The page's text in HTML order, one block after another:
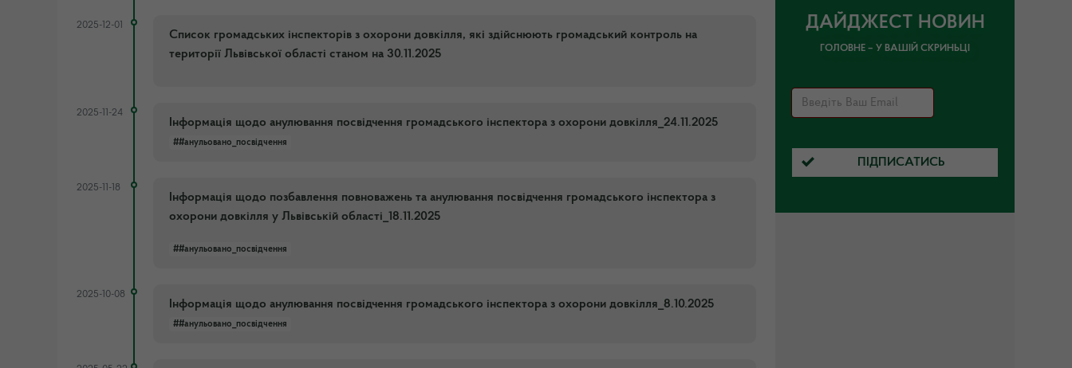
2025-12-01
Список громадських інспекторів з охорони довкілля, які здійснюють громадський контроль на
території Львівської області станом на 30.11.2025
2025-11-24
Інформація щодо анулювання посвідчення громадського інспектора з охорони довкілля_24.11.2025
##анульовано_посвідчення
2025-11-18
Інформація щодо позбавлення повноважень та анулювання посвідчення громадського інспектора з
охорони довкілля у Львівській області_18.11.2025
##анульовано_посвідчення
2025-10-08
Інформація щодо анулювання посвідчення громадського інспектора з охорони довкілля_8.10.2025
##анульовано_посвідчення
ДАЙДЖЕСТ НОВИН
ГОЛОВНЕ – У ВАШІЙ СКРИНЬЦІ
ПІДПИСАТИСЬ